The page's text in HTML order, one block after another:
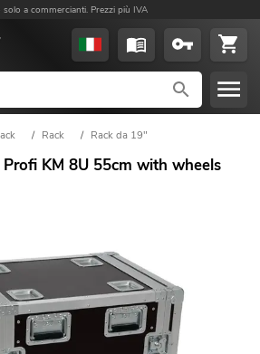
solo a commercianti. Prezzi più IVA
/ Rack / Rack da 19"
Profi KM 8U 55cm with wheels